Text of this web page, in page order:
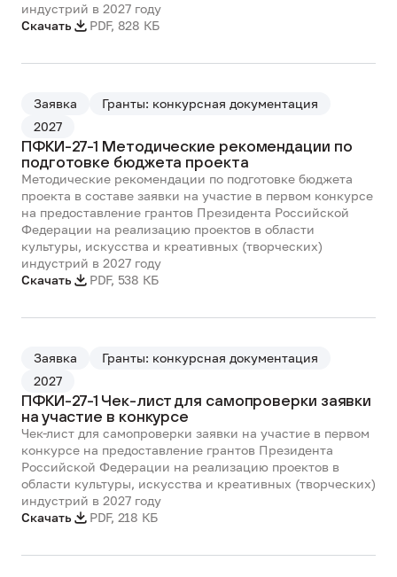
индустрий в 2027 году
Скачать
PDF, 828 КБ
Заявка
Гранты: конкурсная документация
2027
ПФКИ-27-1 Методические рекомендации по
подготовке бюджета проекта
Методические рекомендации по подготовке бюджета
проекта в составе заявки на участие в первом конкурсе
на предоставление грантов Президента Российской
Федерации на реализацию проектов в области
культуры, искусства и креативных (творческих)
индустрий в 2027 году
Скачать
PDF, 538 КБ
Заявка
Гранты: конкурсная документация
2027
ПФКИ-27-1 Чек-лист для самопроверки заявки
на участие в конкурсе
Чек-лист для самопроверки заявки на участие в первом
конкурсе на предоставление грантов Президента
Российской Федерации на реализацию проектов в
области культуры, искусства и креативных (творческих)
индустрий в 2027 году
Скачать
PDF, 218 КБ